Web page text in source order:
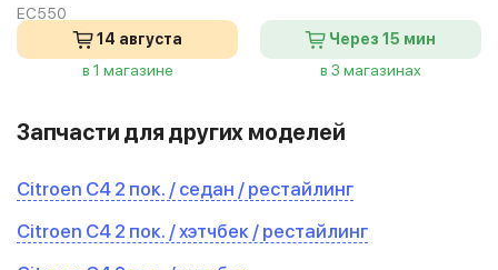
EC550
14 августа
в 1 магазине
Через 15 мин
в 3 магазинах
Запчасти для других моделей
Citroen C4 2 пок. / седан / рестайлинг
Citroen C4 2 пок. / хэтчбек / рестайлинг